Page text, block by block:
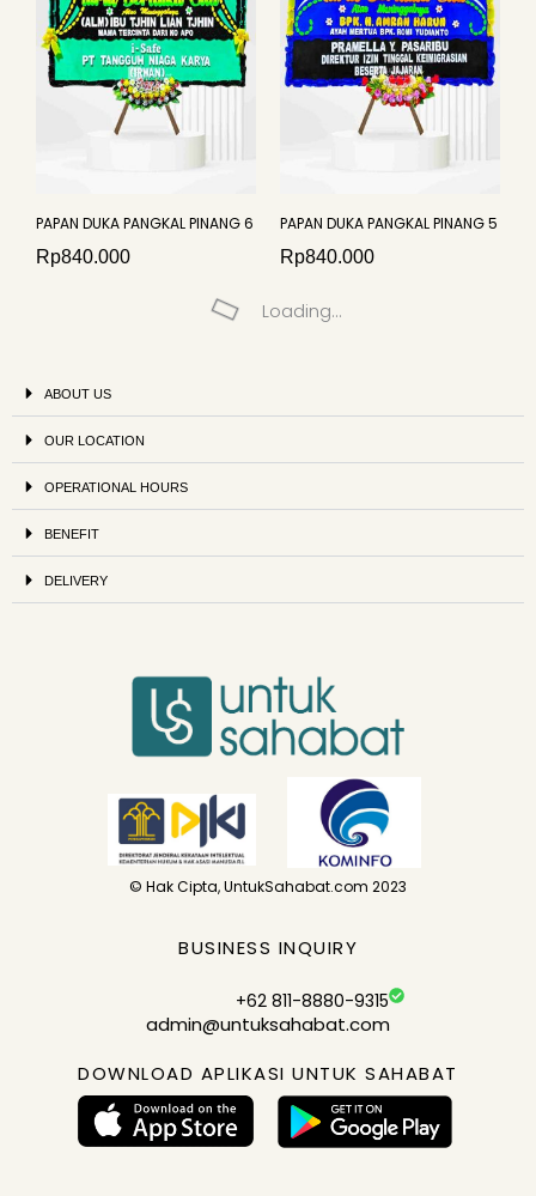
PAPAN DUKA PANGKAL PINANG 6
Rp840.000
PAPAN DUKA PANGKAL PINANG 5
Rp840.000
Loading...
ABOUT US
OUR LOCATION
OPERATIONAL HOURS
BENEFIT
DELIVERY
© Hak Cipta, UntukSahabat.com 2023
BUSINESS INQUIRY
+62 811-8880-9315
admin@untuksahabat.com
DOWNLOAD APLIKASI UNTUK SAHABAT